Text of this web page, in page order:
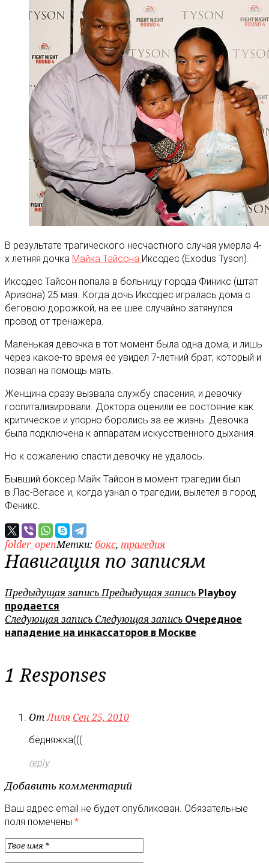
В результате трагического несчастного случая умерла 4-
х летняя дочка Майка Тайсона Иксодес (Exodus Tyson).
Иксодес Тайсон попала в больницу города Финикс (штат
Аризона) 25 мая. Когда дочь Иксодес игралась дома с
беговою дорожкой, на ее шее случайно затянулся
провод от тренажера.
Маленькая девочка в тот момент была одна дома, и лишь
через какое-то время ее увидел 7-летний брат, который и
позвал на помощь мать.
Женщина сразу вызвала службу спасения, и девочку
госпитализировали. Доктора оценили ее состояние как
критическое и упорно боролись за ее жизнь. Девочка
была подключена к аппаратам искусственного дыхания.
Но к сожалению спасти девочку не удалось.
Бывший боксер Майк Тайсон в момент трагедии был
в Лас-Вегасе и, когда узнал о трагедии, вылетел в город
Феникс.
folder_openМетки: бокс, трагедия
Навигация по записям
Предыдущая записьПредыдущая запись Playboy
продается
Следующая запись Следующая запись Очередное
нападение на инкассаторов в Москве
1 Responses
ОтЛиля Сен 25, 2010
бедняжка(((
reply
Добавить комментарий
Ваш адрес email не будет опубликован. Обязательные
поля помечены *